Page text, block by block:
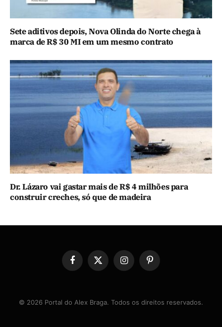
Sete aditivos depois, Nova Olinda do Norte chega à
marca de R$ 30 MI em um mesmo contrato
Dr. Lázaro vai gastar mais de R$ 4 milhões para
construir creches, só que de madeira
Facebook
X
InstagramPinterest
© 2026 Portal do Alex Braga. Todos os direitos reservados.